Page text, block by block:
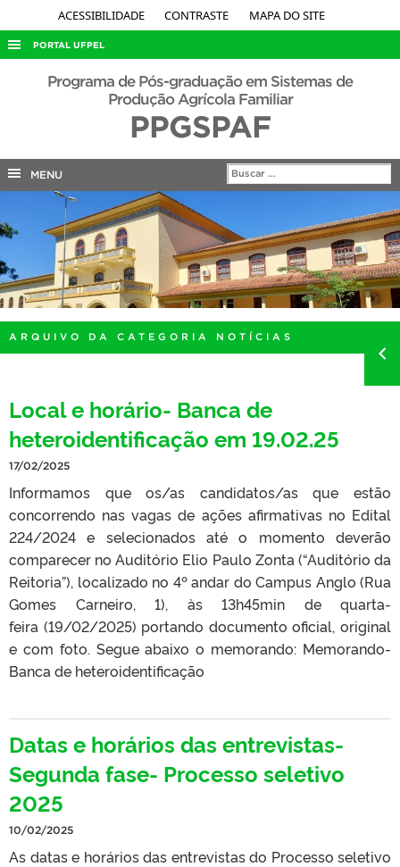
ACESSIBILIDADE CONTRASTE MAPA DO SITE
PORTAL UFPEL
ACESSO À INFORMAÇÃO
EDITAIS
INTERNACIONAL
OUVIDORIA
PORTARIAS
Programa de Pós-graduação em Sistemas de
Produção Agrícola Familiar
PPGSPAF
MENU
ARQUIVO DA CATEGORIA NOTÍCIAS
Local e horário- Banca de
heteroidentificação em 19.02.25
17/02/2025
Informamos que os/as candidatos/as que estão
concorrendo nas vagas de ações afirmativas no Edital
224/2024 e selecionados até o momento deverão
comparecer no Auditório Elio Paulo Zonta (“Auditório da
Reitoria”), localizado no 4º andar do Campus Anglo (Rua
Gomes Carneiro, 1), às 13h45min de quarta-
feira (19/02/2025) portando documento oficial, original
e com foto. Segue abaixo o memorando: Memorando-
Banca de heteroidentificação
Datas e horários das entrevistas-
Segunda fase- Processo seletivo
2025
10/02/2025
As datas e horários das entrevistas do Processo seletivo